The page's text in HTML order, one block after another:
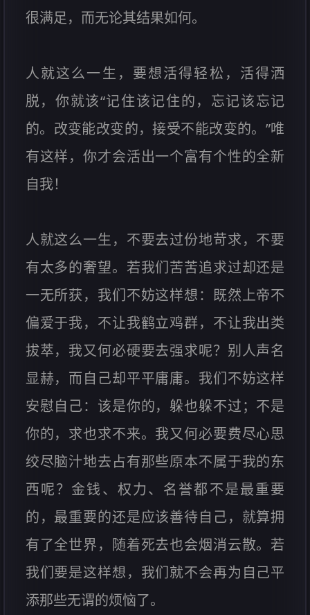
很满足，而无论其结果如何。
人就这么一生，要想活得轻松，活得洒
脱，你就该“记住该记住的，忘记该忘记
的。改变能改变的，接受不能改变的。”唯
有这样，你才会活出一个富有个性的全新
自我！
人就这么一生，不要去过份地苛求，不要
有太多的奢望。若我们苦苦追求过却还是
一无所获，我们不妨这样想：既然上帝不
偏爱于我，不让我鹤立鸡群，不让我出类
拔萃，我又何必硬要去强求呢？别人声名
显赫，而自己却平平庸庸。我们不妨这样
安慰自己：该是你的，躲也躲不过；不是
你的，求也求不来。我又何必要费尽心思
绞尽脑汁地去占有那些原本不属于我的东
西呢？金钱、权力、名誉都不是最重要
的，最重要的还是应该善待自己，就算拥
有了全世界，随着死去也会烟消云散。若
我们要是这样想，我们就不会再为自己平
添那些无谓的烦恼了。